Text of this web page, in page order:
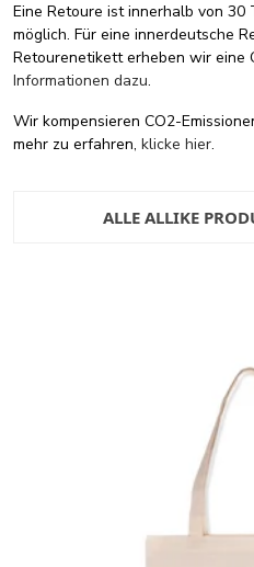
Eine Retoure ist innerhalb von
möglich. Für eine innerdeutsche
Retourenetikett erheben wir eine
Informationen dazu.
Wir kompensieren CO2-
mehr zu erfahren, klicke hier.
ALLE ALLIKE